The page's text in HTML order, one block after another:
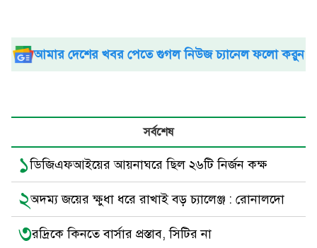
আমার দেশের খবর পেতে গুগল নিউজ চ্যানেল ফলো করুন
সর্বশেষ
১ডিজিএফআইয়ের আয়নাঘরে ছিল ২৬টি নির্জন কক্ষ
২অদম্য জয়ের ক্ষুধা ধরে রাখাই বড় চ্যালেঞ্জ : রোনালদো
৩রদ্রিকে কিনতে বার্সার প্রস্তাব, সিটির না